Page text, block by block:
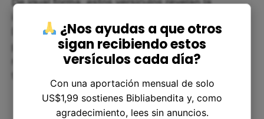
De igual forma, estos versículos revelan la
Dios, en la que se encuentre la disposición para
presentarle ofrendas con gozo, las cuales son el
reflejo de nuestro amor y gratitud hacia él por
¿Nos ayudas a que otros
sigan recibiendo estos
versículos cada día?
Con una aportación mensual de solo
US$1,99 sostienes Bibliabendita y, como
agradecimiento, lees sin anuncios.